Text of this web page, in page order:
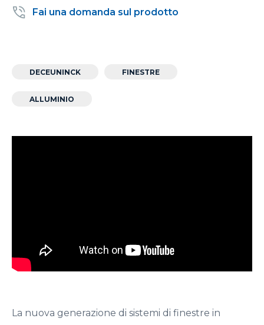
Fai una domanda sul prodotto
DECEUNINCK FINESTRE
ALLUMINIO
La nuova generazione di sistemi di finestre in